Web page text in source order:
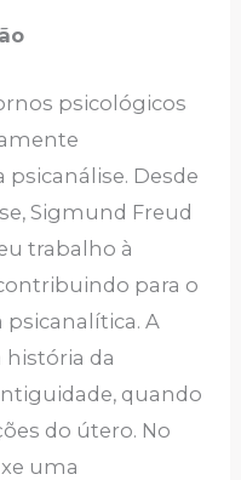
psicológicos
Desde
Sigmund Freud
trabalho à
para o
A
história da
quando
do útero. No
uma